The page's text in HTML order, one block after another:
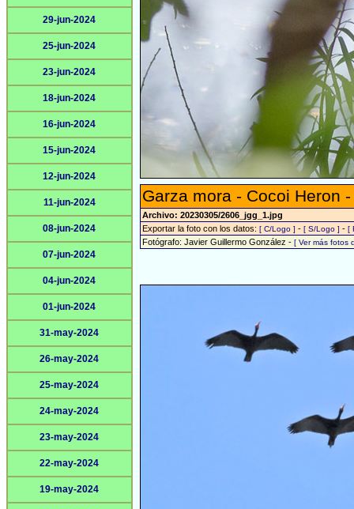
29-jun-2024
25-jun-2024
23-jun-2024
18-jun-2024
16-jun-2024
15-jun-2024
12-jun-2024
11-jun-2024
08-jun-2024
07-jun-2024
04-jun-2024
01-jun-2024
31-may-2024
26-may-2024
25-may-2024
24-may-2024
23-may-2024
22-may-2024
19-may-2024
Garza mora - Cocoi Heron
Archivo: 20230305/2606_jgg_1.jpg
Exportar la foto con los datos: [ C/Logo ] - [ S/Logo ] - [
Fotógrafo: Javier Guillermo González - [ Ver más fotos